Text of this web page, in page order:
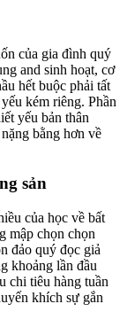
của gia đình quý
and sinh hoạt, cơ
hết buộc phải tất
kém riêng. Phần
yếu bản thân
bằng hơn về
sản
của học về bất
mập chọn chọn
đảo quý đọc giả
khoảng lần đầu
chi tiêu hàng tuần
khích sự gắn